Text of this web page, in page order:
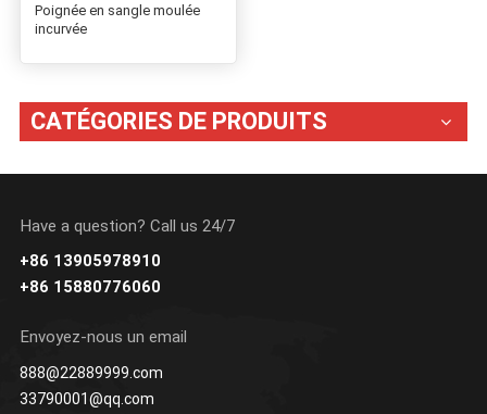
Poignée en sangle moulée
incurvée
CATÉGORIES DE PRODUITS
Have a question? Call us 24/7
+86 13905978910
+86 15880776060
Envoyez-nous un email
888@22889999.com
33790001@qq.com